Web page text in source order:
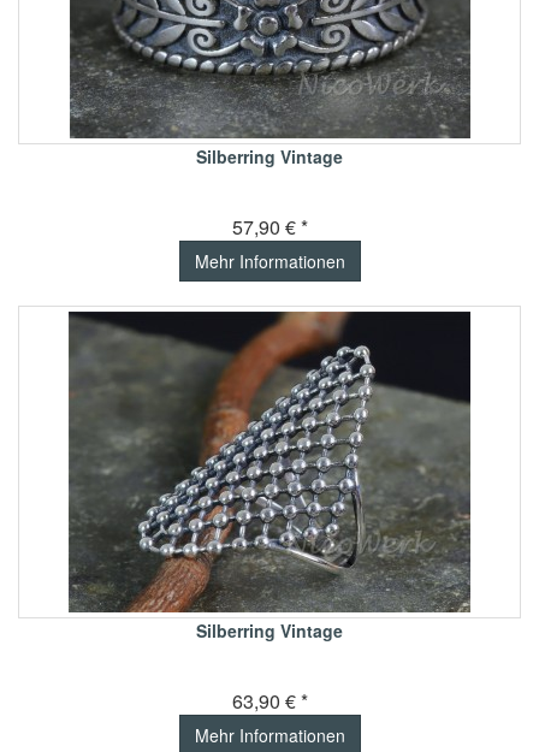
Silberring Vintage
57,90 € *
Mehr Informationen
Silberring Vintage
63,90 € *
Mehr Informationen